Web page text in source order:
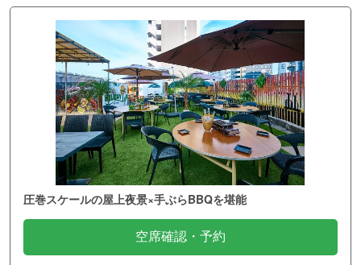
圧巻スケールの屋上夜景×手ぶらBBQを堪能
空席確認・予約